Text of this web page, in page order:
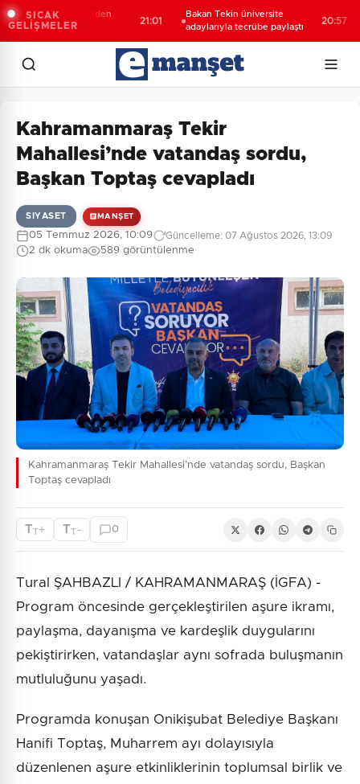
SICAK
GELİŞMELER
öğrencilerden
ziyaret
21:01
Bakan Tekin üniversite
adaylarıyla tecrübe paylaştı
20:57
Kahramanmaraş Tekir
Mahallesi’nde vatandaş sordu,
Başkan Toptaş cevapladı
SIYASET MANŞET
05 Temmuz 2026, 10:09 Güncelleme: 07 Ağustos 2026, 13:09
2 dk okuma 589 görüntülenme
Kahramanmaraş Tekir Mahallesi’nde vatandaş sordu, Başkan
Toptaş cevapladı
TT+ TT - 0
Tural ŞAHBAZLI / KAHRAMANMARAŞ (İGFA) -
Program öncesinde gerçekleştirilen aşure ikramı,
paylaşma, dayanışma ve kardeşlik duygularını
pekiştirirken, vatandaşlar aynı sofrada buluşmanın
mutluluğunu yaşadı.
Programda konuşan Onikişubat Belediye Başkanı
Hanifi Toptaş, Muharrem ayı dolayısıyla
düzenlenen aşure etkinliklerinin toplumsal birlik ve